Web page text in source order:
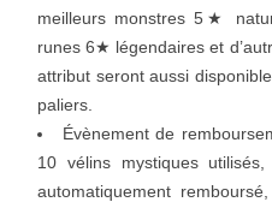
meilleurs monstres 5★
runes 6★ légendaires et
attribut seront aussi
paliers.
Évènement de
10 vélins mystiques
automatiquement